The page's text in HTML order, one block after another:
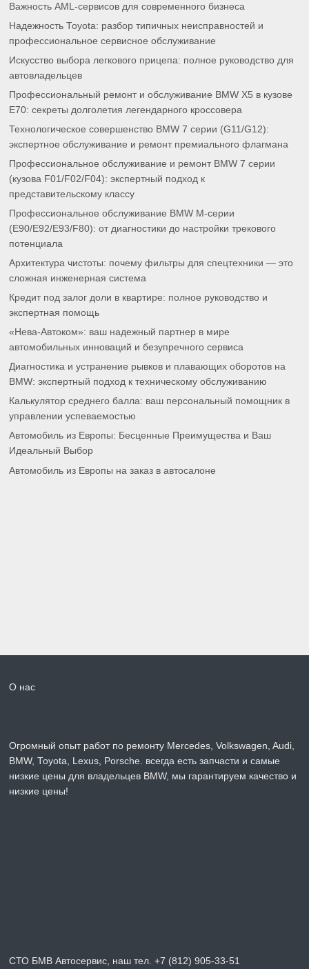
Важность AML-сервисов для современного бизнеса
Надежность Toyota: разбор типичных неисправностей и
профессиональное сервисное обслуживание
Искусство выбора легкового прицепа: полное руководство для
автовладельцев
Профессиональный ремонт и обслуживание BMW X5 в кузове
E70: секреты долголетия легендарного кроссовера
Технологическое совершенство BMW 7 серии (G11/G12):
экспертное обслуживание и ремонт премиального флагмана
Профессиональное обслуживание и ремонт BMW 7 серии
(кузова F01/F02/F04): экспертный подход к
представительскому классу
Профессиональное обслуживание BMW M-серии
(E90/E92/E93/F80): от диагностики до настройки трекового
потенциала
Архитектура чистоты: почему фильтры для спецтехники — это
сложная инженерная система
Кредит под залог доли в квартире: полное руководство и
экспертная помощь
«Нева-Автоком»: ваш надежный партнер в мире
автомобильных инноваций и безупречного сервиса
Диагностика и устранение рывков и плавающих оборотов на
BMW: экспертный подход к техническому обслуживанию
Калькулятор среднего балла: ваш персональный помощник в
управлении успеваемостью
Автомобиль из Европы: Бесценные Преимущества и Ваш
Идеальный Выбор
Автомобиль из Европы на заказ в автосалоне
О нас
Огромный опыт работ по ремонту Mercedes, Volkswagen, Audi,
BMW, Toyota, Lexus, Porsche. всегда есть запчасти и самые
низкие цены для владельцев BMW, мы гарантируем качество и
низкие цены!
СТО БМВ Автосервис, наш тел. +7 (812) 905-33-51